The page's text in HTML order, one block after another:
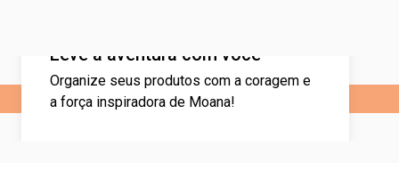
Leve a aventura com você
Organize seus produtos com a coragem e
a força inspiradora de Moana!